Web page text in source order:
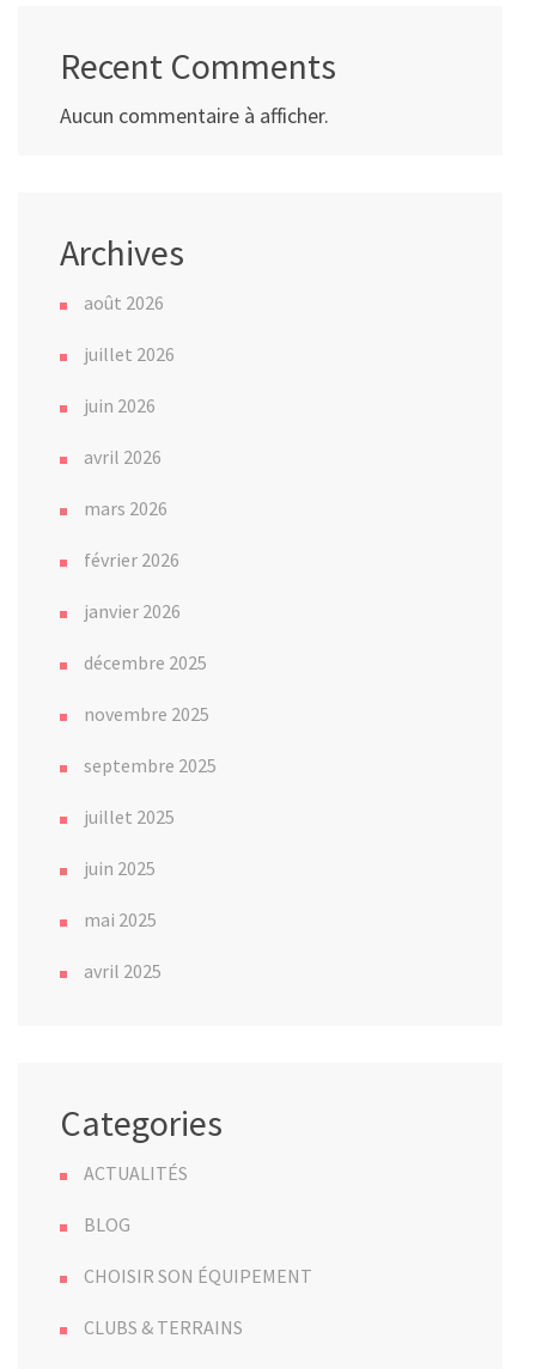
Recent Comments
Aucun commentaire à afficher.
Archives
août 2026
juillet 2026
juin 2026
avril 2026
mars 2026
février 2026
janvier 2026
décembre 2025
novembre 2025
septembre 2025
juillet 2025
juin 2025
mai 2025
avril 2025
Categories
ACTUALITÉS
BLOG
CHOISIR SON ÉQUIPEMENT
CLUBS & TERRAINS